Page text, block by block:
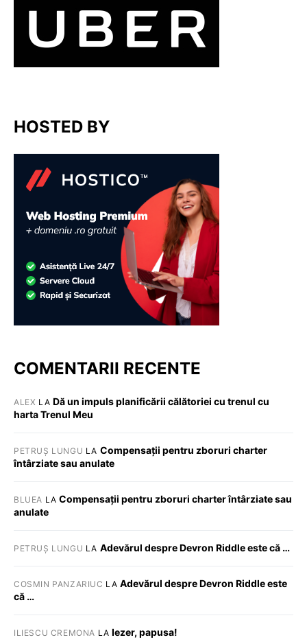
HOSTED BY
COMENTARII RECENTE
ALEX LA Dă un impuls planificării călătoriei cu trenul cu
harta Trenul Meu
PETRUȘ LUNGU LA Compensații pentru zboruri charter
întârziate sau anulate
BLUEA LACompensații pentru zboruri charter întârziate sau
anulate
PETRUȘ LUNGU LA Adevărul despre Devron Riddle este că …
COSMIN PANZARIUC LA Adevărul despre Devron Riddle este
că …
ILIESCU CREMONA LA Iezer, papusa!